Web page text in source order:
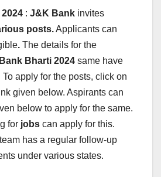
: J&K Bank invites
posts.Applicants can
. The details for the
Bharti 2024 same have
To apply for the posts, click on
given below. Aspirants can
below to apply for the same.
for jobs can apply for this.
team has a regular follow-up
under various states.